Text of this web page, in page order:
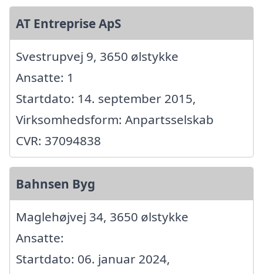
AT Entreprise ApS
Svestrupvej 9, 3650 ølstykke
Ansatte: 1
Startdato: 14. september 2015,
Virksomhedsform: Anpartsselskab
CVR: 37094838
Bahnsen Byg
Maglehøjvej 34, 3650 ølstykke
Ansatte:
Startdato: 06. januar 2024,